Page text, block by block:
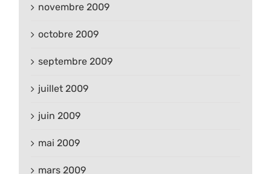
novembre 2009
octobre 2009
septembre 2009
juillet 2009
juin 2009
mai 2009
mars 2009